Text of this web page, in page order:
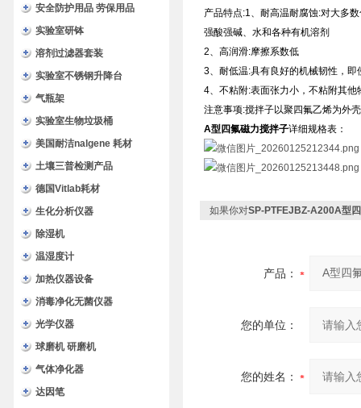
安全防护用品 劳保用品
实验室研钵
溶剂过滤器套装
实验室不锈钢升降台
气瓶架
实验室生物垃圾桶
美国耐洁nalgene 耗材
土壤三普检测产品
德国Vitlab耗材
生化分析仪器
除湿机
温湿度计
加热仪器设备
消毒净化无菌仪器
光学仪器
球磨机 研磨机
气体净化器
达因笔
产品特点:1、耐高温耐腐蚀:对大多
强酸强碱、水和各种有机溶剂
2、高润滑:摩擦系数低
3、耐低温:具有良好的机械韧性，
4、不粘附:表面张力小，不粘附其
注意事项:搅拌子以聚四氟乙烯为外
A型四氟磁力搅拌子详细规格表：
如果你对SP-PTFEJBZ-A200A型
产品：
您的单位：
您的姓名：